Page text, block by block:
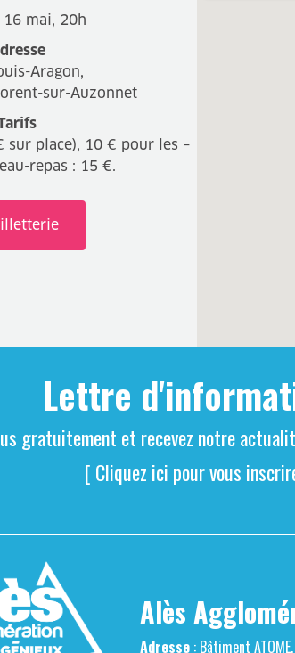
16 mai, 20h
Aragon,
sur-Auzonnet
sur place), 10 € pour les –
repas : 15 €.
Lettre
gratuitement et recevez notre
[ Cliquez ici pour vous
Alès
Adresse: Bâtiment